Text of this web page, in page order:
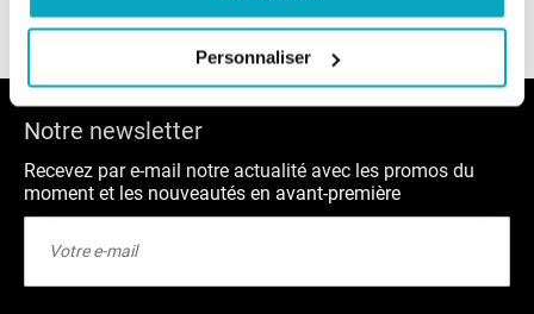
Personnaliser
Notre newsletter
Recevez par e-mail notre actualité avec les promos du
moment et les nouveautés en avant-première